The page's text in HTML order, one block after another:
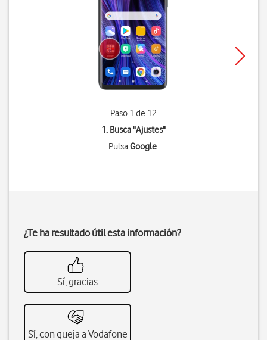
Paso 1 de 12
1. Busca "Ajustes"
PulsaGoogle.
¿Te ha resultado útil esta información?
Sí, gracias
Sí, con queja a Vodafone